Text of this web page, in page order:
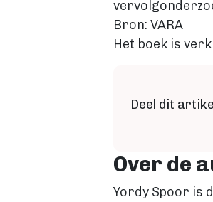
Bron: VARA
Het boek is
Deel dit
Over de
Yordy Spoor is